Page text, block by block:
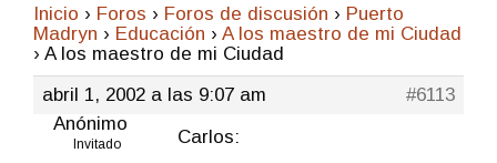
Inicio › Foros › Foros de discusión › Puerto
Madryn › Educación › A los maestro de mi Ciudad
› A los maestro de mi Ciudad
abril 1, 2002 a las 9:07 am
#6113
Anónimo
Invitado
Carlos: